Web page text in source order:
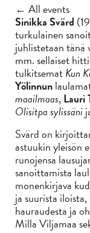
← All events
Sinikka Svärd
turkulainen
juhlistetaan tänä
mm. sellaiset
tulkitsematKun
Yölinnun
maailmaas,Lauri
Olisitpa sylissäni
Svärd on
astuukin yleisön
runojensa
sanoittamista
monenkirjava
ja suurista iloista,
hauraudesta ja
Milla Viljamaa